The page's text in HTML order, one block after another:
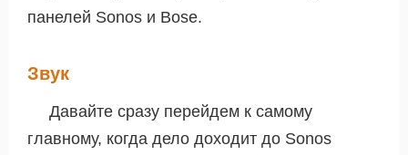
панелей Sonos и Bose.
Звук
Давайте сразу перейдем к самому
главному, когда дело доходит до Sonos